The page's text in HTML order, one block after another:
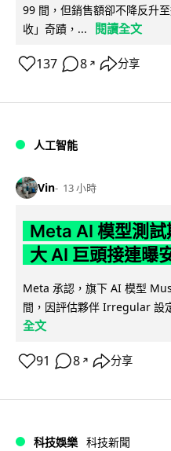
99 間，但銷售額卻不降反升
收」奇蹟，...
閱讀全文
137 8 ↗ 分享
人工智能
Vin 13 小時
Meta AI 模型測
大 AI 巨頭接連曝
Meta 承認，旗下 AI 模型
間，因評估夥伴 Irregular 設
全文
91 8 ↗ 分享
科技娛樂 科技新聞